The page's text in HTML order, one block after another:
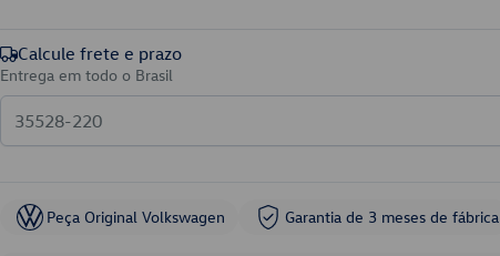
Calcule frete e prazo
Entrega em todo o Brasil
Peça Original Volkswagen Garantia de 3 meses de fábrica